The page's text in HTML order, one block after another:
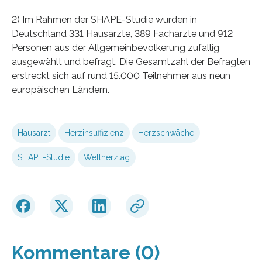
2) Im Rahmen der SHAPE-Studie wurden in
Deutschland 331 Hausärzte, 389 Fachärzte und 912
Personen aus der Allgemeinbevölkerung zufällig
ausgewählt und befragt. Die Gesamtzahl der Befragten
erstreckt sich auf rund 15.000 Teilnehmer aus neun
europäischen Ländern.
Hausarzt Herzinsuffizienz Herzschwäche
SHAPE-Studie Weltherztag
Kommentare (0)